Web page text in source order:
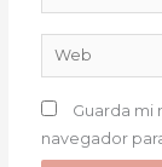
electrónico*
Web
Guarda mi
navegador